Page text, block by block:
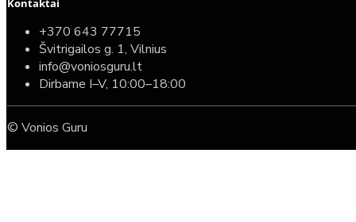
Kontaktai
+370 643 77715
Švitrigailos g. 1, Vilnius
info@voniosguru.lt
Dirbame I–V, 10:00–18:00
© Vonios Guru